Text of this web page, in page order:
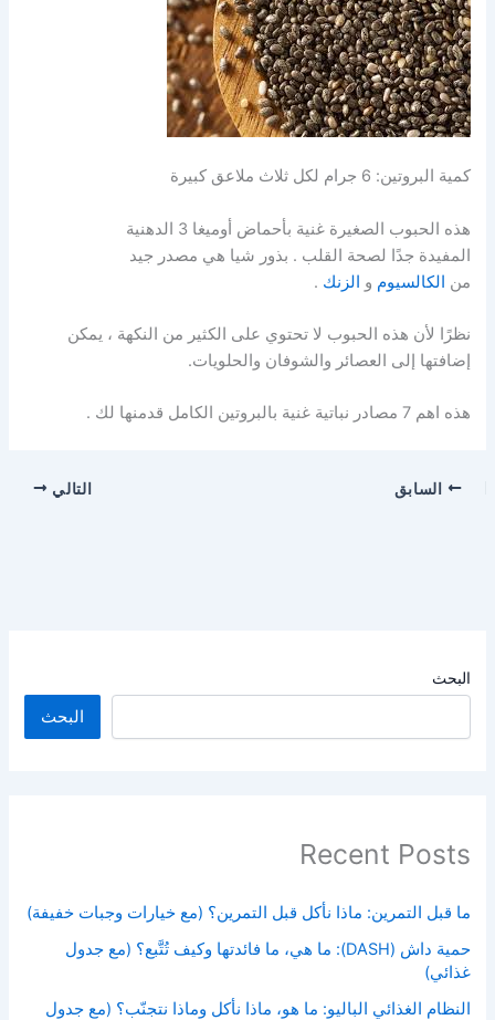
البحث
البحث
Recent Posts
ما قبل التمرين: ماذا نأكل قبل التمرين؟ (مع خيارات وجبات خفيفة)
حمية داش (DASH): ما هي، ما فائدتها وكيف تُتَّبع؟ (مع جدول
غذائي)
النظام الغذائي الباليو: ما هو، ماذا نأكل وماذا نتجنّب؟ (مع جدول
كمية البروتين: 6 جرام لكل ثلاث ملاعق كبيرة
هذه الحبوب الصغيرة غنية بأحماض أوميغا 3 الدهنية
المفيدة جدًا لصحة القلب . بذور شيا هي مصدر جيد
من الكالسيوم و الزنك .
نظرًا لأن هذه الحبوب لا تحتوي على الكثير من النكهة ، يمكن
إضافتها إلى العصائر والشوفان والحلويات.
هذه اهم 7 مصادر نباتية غنية بالبروتين الكامل قدمنها لك .
السابق التالي